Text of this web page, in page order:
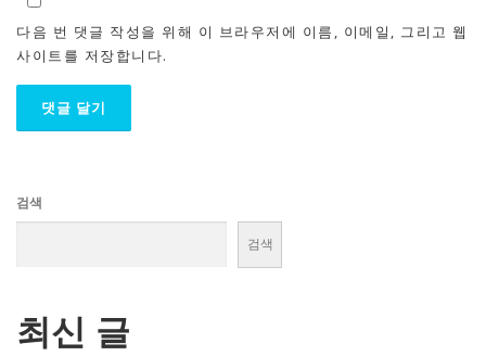
다음 번 댓글 작성을 위해 이 브라우저에 이름, 이메일, 그리고 웹
사이트를 저장합니다.
검색
검색
최신 글